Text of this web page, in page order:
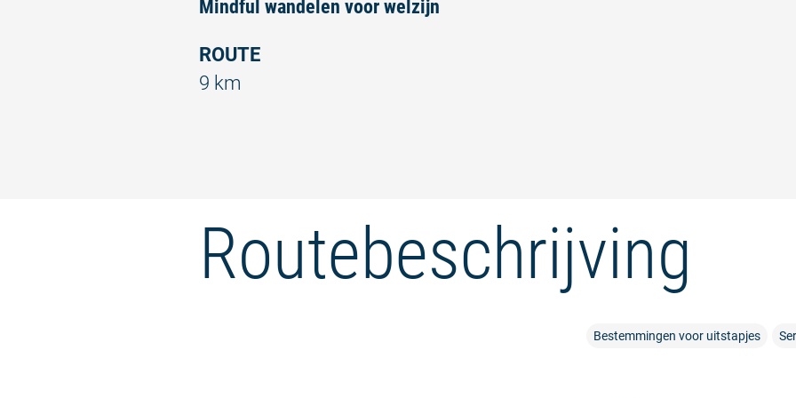
Mindful wandelen voor welzijn
ROUTE
9 km
Routebeschrijving
Bestemmingen voor uitstapjes